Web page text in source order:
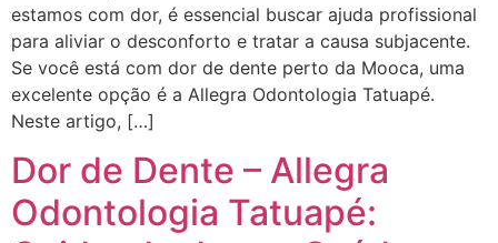
estamos com dor, é essencial buscar ajuda profissional
para aliviar o desconforto e tratar a causa subjacente.
Se você está com dor de dente perto da Mooca, uma
excelente opção é a Allegra Odontologia Tatuapé.
Neste artigo, […]
Dor de Dente – Allegra
Odontologia Tatuapé: